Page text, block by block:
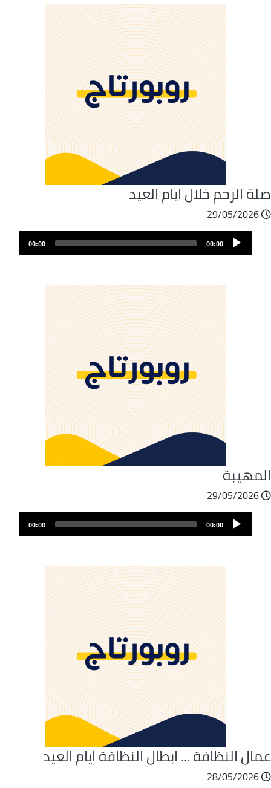
الرحم خلال ايام العيد
29/05/2026
ملفAudio
Player
00:00
00:00
29/05/2026
ملفAudio
Player
00:00
00:00
النظافة ... ابطال النظافة ايام العيد
28/05/2026